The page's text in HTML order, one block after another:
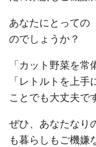
あなたにとっての
のでしょうか？
「カット野菜を
「レトルトを上
ことでも大丈夫で
ぜひ、あなたなり
も暮らしもご機嫌